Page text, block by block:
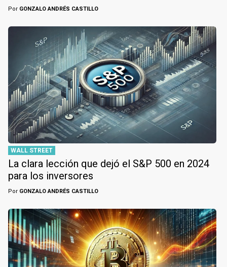
Por GONZALO ANDRÉS CASTILLO
WALL STREET
La clara lección que dejó el S&P 500 en 2024
para los inversores
Por GONZALO ANDRÉS CASTILLO